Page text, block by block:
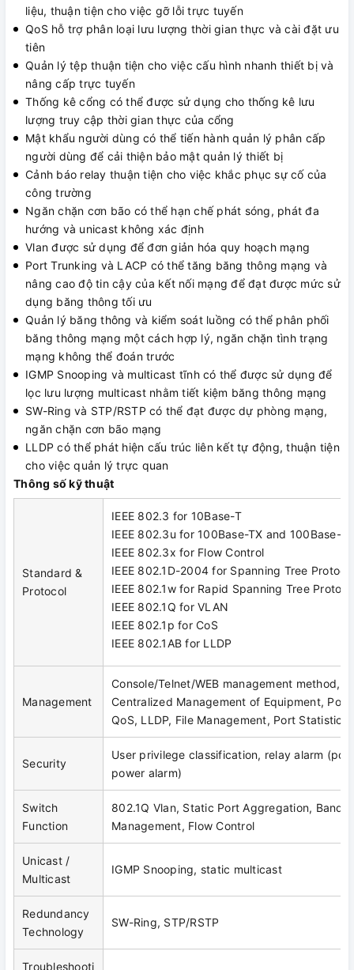
liệu, thuận tiện cho việc gỡ lỗi trực tuyến
QoS hỗ trợ phân loại lưu lượng thời gian thực và cài đặt ưu
tiên
Quản lý tệp thuận tiện cho việc cấu hình nhanh thiết bị và
nâng cấp trực tuyến
Thống kê cổng có thể được sử dụng cho thống kê lưu
lượng truy cập thời gian thực của cổng
Mật khẩu người dùng có thể tiến hành quản lý phân cấp
người dùng để cải thiện bảo mật quản lý thiết bị
Cảnh báo relay thuận tiện cho việc khắc phục sự cố của
công trường
Ngăn chặn cơn bão có thể hạn chế phát sóng, phát đa
hướng và unicast không xác định
Vlan được sử dụng để đơn giản hóa quy hoạch mạng
Port Trunking và LACP có thể tăng băng thông mạng và
nâng cao độ tin cậy của kết nối mạng để đạt được mức sử
dụng băng thông tối ưu
Quản lý băng thông và kiểm soát luồng có thể phân phối
băng thông mạng một cách hợp lý, ngăn chặn tình trạng
mạng không thể đoán trước
IGMP Snooping và multicast tĩnh có thể được sử dụng để
lọc lưu lượng multicast nhằm tiết kiệm băng thông mạng
SW-Ring và STP/RSTP có thể đạt được dự phòng mạng,
ngăn chặn cơn bão mạng
LLDP có thể phát hiện cấu trúc liên kết tự động, thuận tiện
cho việc quản lý trực quan
Thông số kỹ thuật
Standard &
Protocol
IEEE 802.3 for 10Base-T
IEEE 802.3u for 100Base-TX and 100Base-
IEEE 802.3x for Flow Control
IEEE 802.1D-2004 for Spanning Tree
IEEE 802.1w for Rapid Spanning Tree
IEEE 802.1Q for VLAN
IEEE 802.1p for CoS
IEEE 802.1AB for LLDP
Management
Console/Telnet/WEB management method,
Centralized Management of Equipment, Port
QoS, LLDP, File Management, Port Statistics
Security
User privilege classification, relay alarm
power alarm)
Switch
Function
802.1Q Vlan, Static Port Aggregation,
Management, Flow Control
Unicast /
Multicast
IGMP Snooping, static multicast
Redundancy
Technology
SW-Ring, STP/RSTP
Troubleshooti